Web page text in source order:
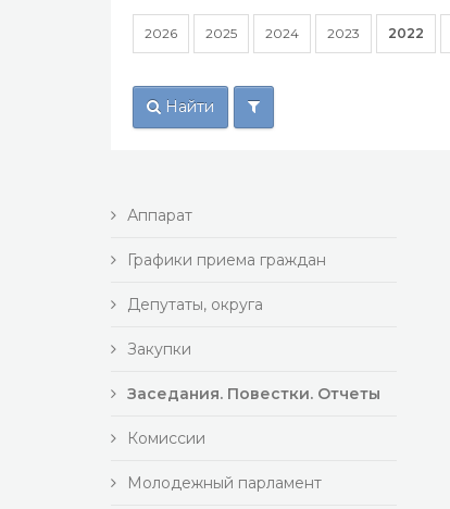
2026 2025 2024 2023 2022
Найти
Аппарат
Графики приема граждан
Депутаты, округа
Закупки
Заседания. Повестки. Отчеты
Комиссии
Молодежный парламент